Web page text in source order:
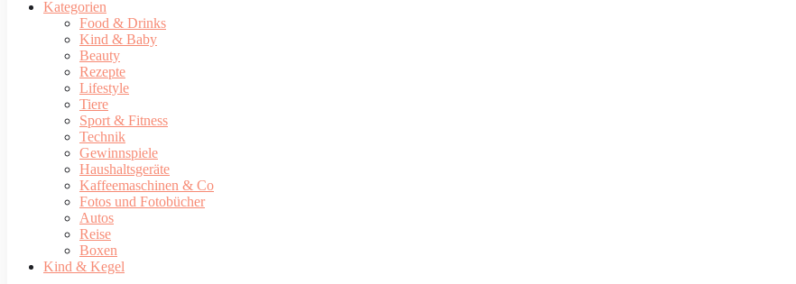
Kategorien
Food & Drinks
Kind & Baby
Beauty
Rezepte
Lifestyle
Tiere
Sport & Fitness
Technik
Gewinnspiele
Haushaltsgeräte
Kaffeemaschinen & Co
Fotos und Fotobücher
Autos
Reise
Boxen
Kind & Kegel